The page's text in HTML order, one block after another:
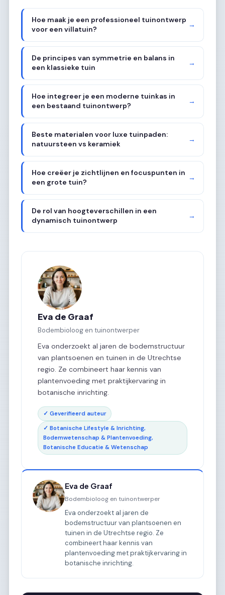
Hoe maak je een professioneel tuinontwerp
voor een villatuin?
→
De principes van symmetrie en balans in
een klassieke tuin
→
Hoe integreer je een moderne tuinkas in
een bestaand tuinontwerp?
→
Beste materialen voor luxe tuinpaden:
natuursteen vs keramiek
→
Hoe creëer je zichtlijnen en focuspunten in
een grote tuin?
→
De rol van hoogteverschillen in een
dynamisch tuinontwerp
→
Eva de Graaf
Bodembioloog en tuinontwerper
Eva onderzoekt al jaren de bodemstructuur
van plantsoenen en tuinen in de Utrechtse
regio. Ze combineert haar kennis van
plantenvoeding met praktijkervaring in
botanische inrichting.
✓ Geverifieerd auteur
✓ Botanische Lifestyle & Inrichting,
Bodemwetenschap & Plantenvoeding,
Botanische Educatie & Wetenschap
Eva de Graaf
Bodembioloog en tuinontwerper
Eva onderzoekt al jaren de
bodemstructuur van plantsoenen en
tuinen in de Utrechtse regio. Ze
combineert haar kennis van
plantenvoeding met praktijkervaring in
botanische inrichting.